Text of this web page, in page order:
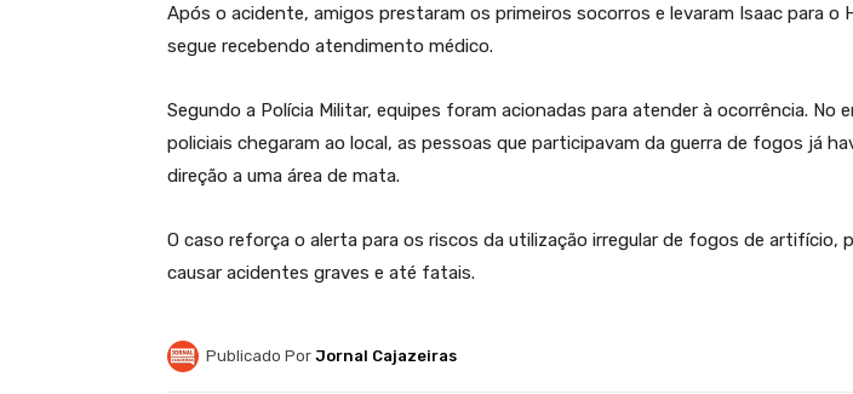
Após o acidente, amigos prestaram os primeiros socorros e levaram Isaac para o
segue recebendo atendimento médico.
Segundo a Polícia Militar, equipes foram acionadas para atender à ocorrência. No
policiais chegaram ao local, as pessoas que participavam da guerra de fogos já
direção a uma área de mata.
O caso reforça o alerta para os riscos da utilização irregular de fogos de artifício,
causar acidentes graves e até fatais.
Publicado Por Jornal Cajazeiras